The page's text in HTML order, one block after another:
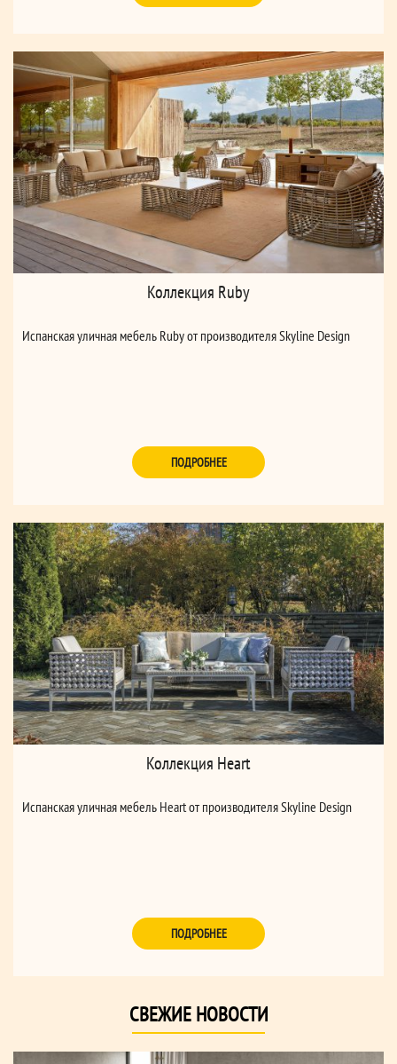
Коллекция Ruby
Испанская уличная мебель Ruby от производителя Skyline Design
ПОДРОБНЕЕ
Коллекция Heart
Испанская уличная мебель Heart от производителя Skyline Design
ПОДРОБНЕЕ
СВЕЖИЕ НОВОСТИ